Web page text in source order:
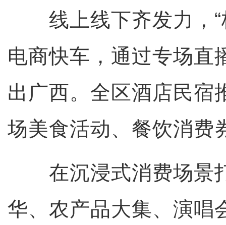
线上线下齐发力，“
电商快车，通过专场直
出广西。全区酒店民宿
场美食活动、餐饮消费
在沉浸式消费场景
华、农产品大集、演唱